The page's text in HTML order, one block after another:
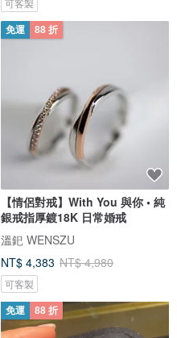
免運 88 折
【情侶對戒】With You 與你 • 純
銀戒指厚鍍18K 日常婚戒
溫釲 WENSZU
NT$ 4,383 NT$ 4,980
可客製
免運 88 折